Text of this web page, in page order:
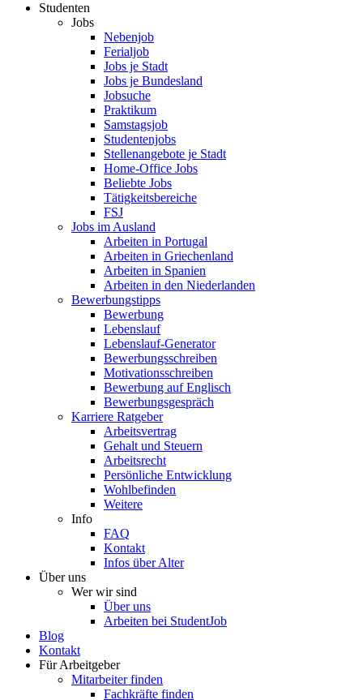
Studenten
Jobs
Nebenjob
Ferialjob
Jobs je Stadt
Jobs je Bundesland
Jobsuche
Praktikum
Samstagsjob
Studentenjobs
Stellenangebote je Stadt
Home-Office Jobs
Beliebte Jobs
Tätigkeitsbereiche
FSJ
Jobs im Ausland
Arbeiten in Portugal
Arbeiten in Griechenland
Arbeiten in Spanien
Arbeiten in den Niederlanden
Bewerbungstipps
Bewerbung
Lebenslauf
Lebenslauf-Generator
Bewerbungsschreiben
Motivationsschreiben
Bewerbung auf Englisch
Bewerbungsgespräch
Karriere Ratgeber
Arbeitsvertrag
Gehalt und Steuern
Arbeitsrecht
Persönliche Entwicklung
Wohlbefinden
Weitere
Info
FAQ
Kontakt
Infos über Alter
Über uns
Wer wir sind
Über uns
Arbeiten bei StudentJob
Blog
Kontakt
Für Arbeitgeber
Mitarbeiter finden
Fachkräfte finden